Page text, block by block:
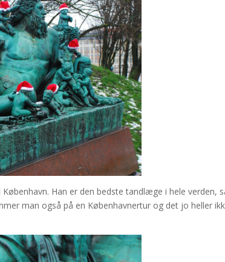
Han er den bedste tandlæge i hele verden,
man også på en Københavnertur og det jo heller